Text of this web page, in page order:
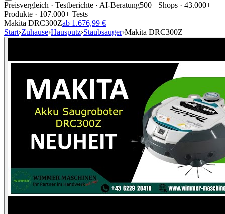
Preisvergleich · Testberichte · AI-Beratung500+ Shops · 43.000+
Produkte · 107.000+ Tests
Makita DRC300Zab 1.676,99 €
Start›Zuhause›Hausputz›Staubsauger›Makita DRC300Z